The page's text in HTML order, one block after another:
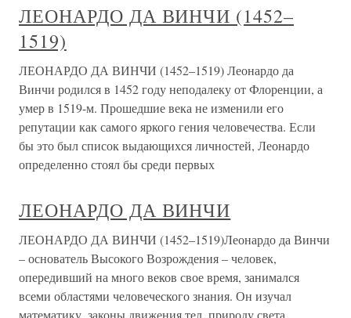
ЛЕОНАРДО ДА ВИНЧИ (1452–
1519)
ЛЕОНАРДО ДА ВИНЧИ (1452–1519) Леонардо да
Винчи родился в 1452 году неподалеку от Флоренции, а
умер в 1519-м. Прошедшие века не изменили его
репутации как самого яркого гения человечества. Если
бы это был список выдающихся личностей, Леонардо
определенно стоял бы среди первых
ЛЕОНАРДО ДА ВИНЧИ
ЛЕОНАРДО ДА ВИНЧИ (1452–1519)Леонардо да Винчи
– основатель Высокого Возрождения – человек,
опередивший на много веков свое время, занимался
всеми областями человеческого знания. Он изучал
математику, законы движения тел, природу света,